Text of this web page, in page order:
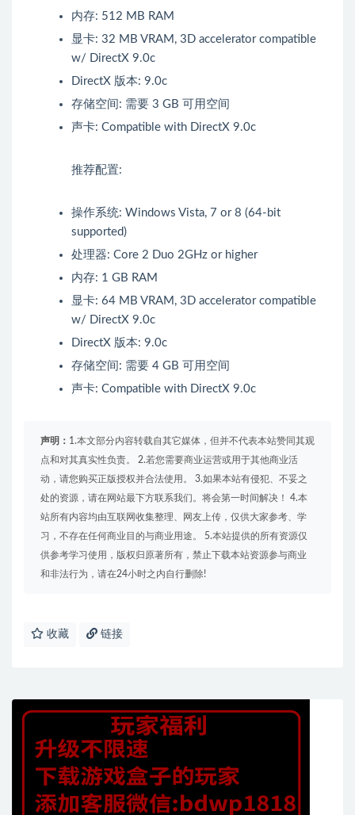
内存: 512 MB RAM
显卡: 32 MB VRAM, 3D accelerator compatible
w/ DirectX 9.0c
DirectX 版本: 9.0c
存储空间: 需要 3 GB 可用空间
声卡: Compatible with DirectX 9.0c
推荐配置:
操作系统: Windows Vista, 7 or 8 (64-bit
supported)
处理器: Core 2 Duo 2GHz or higher
内存: 1 GB RAM
显卡: 64 MB VRAM, 3D accelerator compatible
w/ DirectX 9.0c
DirectX 版本: 9.0c
存储空间: 需要 4 GB 可用空间
声卡: Compatible with DirectX 9.0c
声明： 1.本文部分内容转载自其它媒体，但并不代表本站赞同其观
点和对其真实性负责。 2.若您需要商业运营或用于其他商业活
动，请您购买正版授权并合法使用。 3.如果本站有侵犯、不妥之
处的资源，请在网站最下方联系我们。将会第一时间解决！ 4.本
站所有内容均由互联网收集整理、网友上传，仅供大家参考、学
习，不存在任何商业目的与商业用途。 5.本站提供的所有资源仅
供参考学习使用，版权归原著所有，禁止下载本站资源参与商业
和非法行为，请在24小时之内自行删除!
收藏 链接